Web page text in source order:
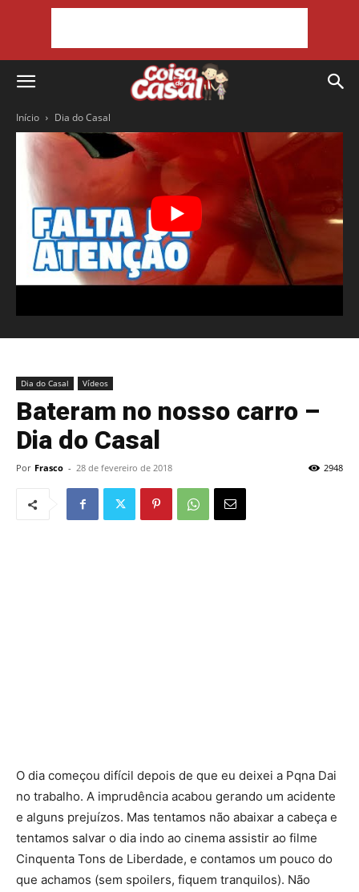
Início Dia do Casal
Dia do Casal Vídeos
Bateram no nosso carro –
Dia do Casal
Por Frasco - 28 de fevereiro de 2018 2948
O dia começou difícil depois de que eu deixei a Pqna Dai
no trabalho. A imprudência acabou gerando um acidente
e alguns prejuízos. Mas tentamos não abaixar a cabeça e
tentamos salvar o dia indo ao cinema assistir ao filme
Cinquenta Tons de Liberdade, e contamos um pouco do
que achamos (sem spoilers, fiquem tranquilos). Não